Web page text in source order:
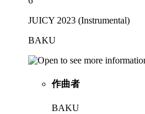
JUICY 2023 (Instrumental)
BAKU
作曲者
BAKU